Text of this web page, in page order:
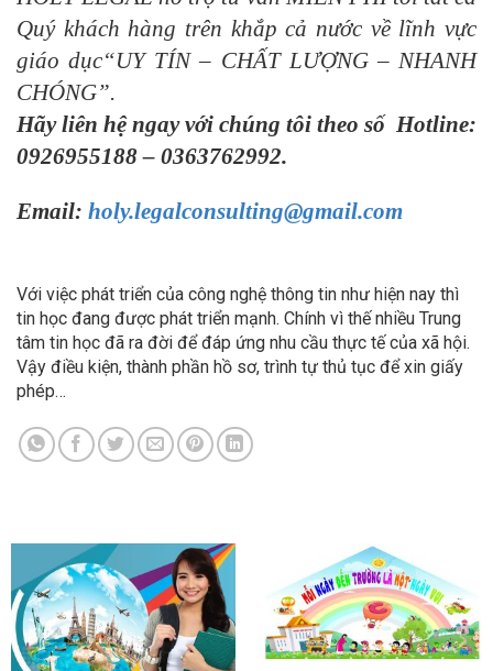
Quý khách hàng trên khắp cả nước về lĩnh vực
giáo dục“UY TÍN – CHẤT LƯỢNG – NHANH
CHÓNG”.
Hãy liên hệ ngay với chúng tôi theo số Hotline:
0926955188– 0363762992.
Email: holy.legalconsulting@gmail.com
Với việc phát triển của công nghệ thông tin như hiện nay thì
tin học đang được phát triển mạnh. Chính vì thế nhiều Trung
tâm tin học đã ra đời để đáp ứng nhu cầu thực tế của xã hội.
Vậy điều kiện, thành phần hồ sơ, trình tự thủ tục để xin giấy
phép…